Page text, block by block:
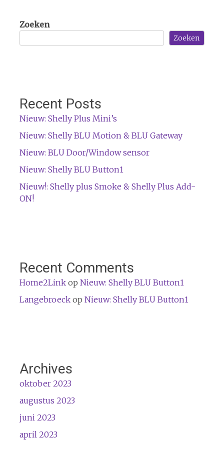
Zoeken
Zoeken
Recent Posts
Nieuw: Shelly Plus Mini’s
Nieuw: Shelly BLU Motion & BLU Gateway
Nieuw: BLU Door/Window sensor
Nieuw: Shelly BLU Button1
Nieuw!: Shelly plus Smoke & Shelly Plus Add-
ON!
Recent Comments
Home2Linkop Nieuw: Shelly BLU Button1
Langebroeckop Nieuw: Shelly BLU Button1
Archives
oktober 2023
augustus 2023
juni 2023
april 2023